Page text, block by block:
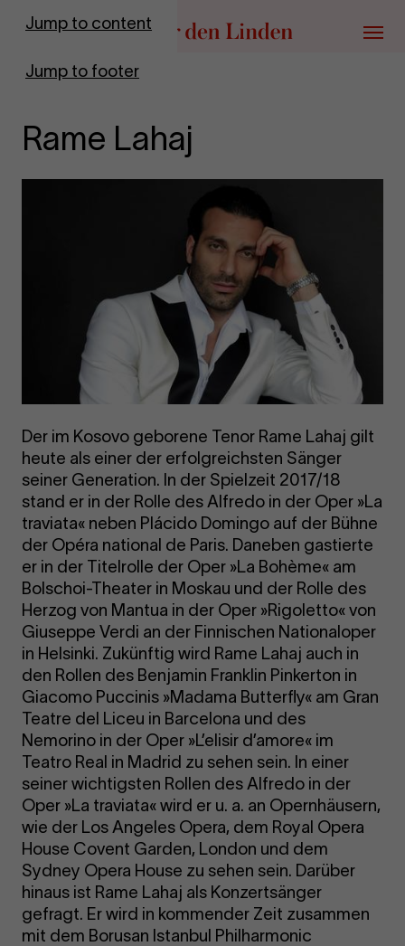
Jump to content
Jump to footer
Go to homepage
Menu
Rame Lahaj
Der im Kosovo geborene Tenor Rame Lahaj gilt
heute als einer der erfolgreichsten Sänger
seiner Generation. In der Spielzeit 2017/18
stand er in der Rolle des Alfredo in der Oper »La
traviata« neben Plácido Domingo auf der Bühne
der Opéra national de Paris. Daneben gastierte
er in der Titelrolle der Oper »La Bohème« am
Bolschoi-Theater in Moskau und der Rolle des
Herzog von Mantua in der Oper »Rigoletto« von
Giuseppe Verdi an der Finnischen Nationaloper
in Helsinki. Zukünftig wird Rame Lahaj auch in
den Rollen des Benjamin Franklin Pinkerton in
Giacomo Puccinis »Madama Butterfly« am Gran
Teatre del Liceu in Barcelona und des
Nemorino in der Oper »L’elisir d’amore« im
Teatro Real in Madrid zu sehen sein. In einer
seiner wichtigsten Rollen des Alfredo in der
Oper »La traviata« wird er u. a. an Opernhäusern,
wie der Los Angeles Opera, dem Royal Opera
House Covent Garden, London und dem
Sydney Opera House zu sehen sein. Darüber
hinaus ist Rame Lahaj als Konzertsänger
gefragt. Er wird in kommender Zeit zusammen
mit dem Borusan Istanbul Philharmonic